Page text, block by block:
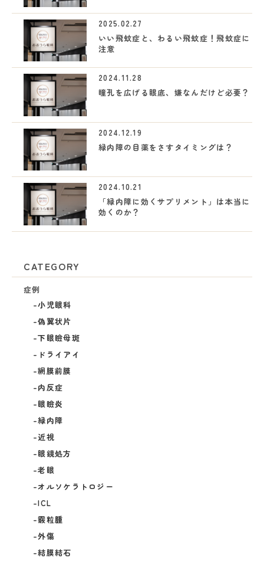
2025.02.27
いい飛蚊症と、わるい飛蚊症！飛蚊症に
注意
2024.11.28
瞳孔を広げる眼底、嫌なんだけど必要？
2024.12.19
緑内障の目薬をさすタイミングは？
2024.10.21
「緑内障に効くサプリメント」は本当に
効くのか？
CATEGORY
症例
小児眼科
偽翼状片
下眼瞼母斑
ドライアイ
網膜前膜
内反症
眼瞼炎
緑内障
近視
眼鏡処方
老眼
オルソケラトロジー
ICL
霰粒腫
外傷
結膜結石